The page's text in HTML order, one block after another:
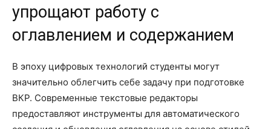
упрощают работу с
оглавлением и содержанием
В эпоху цифровых технологий студенты могут
значительно облегчить себе задачу при подготовке
ВКР. Современные текстовые редакторы
предоставляют инструменты для автоматического